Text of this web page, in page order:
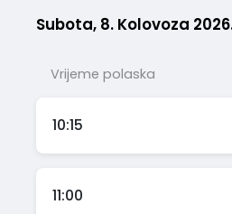
Subota, 8. Kolovoza
Vrijeme polaska
10:15
11:00